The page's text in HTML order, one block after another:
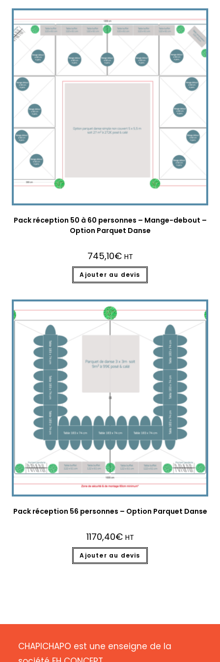
Pack réception 50 à 60 personnes – Mange-debout –
Option Parquet Danse
745,10€ HT
Ajouter au devis
Pack réception 56 personnes – Option Parquet Danse
1170,40€ HT
Ajouter au devis
CHAPICHAPO est une enseigne de la